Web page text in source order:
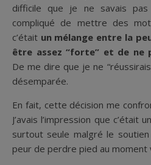
difficile que je ne savais
compliqué de mettre des
c’était un mélange entre la
être assez “forte” et de ne
De me dire que je ne
désemparée.
En fait, cette décision me
J’avais l’impression que c’était
surtout seule malgré le
peur de perdre pied au moment